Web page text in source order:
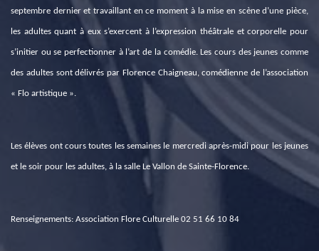
septembre dernier et travaillant en ce moment à la mise en scène d’une pièce,
les adultes quant à eux s’exercent à l’expression théâtrale et corporelle pour
s’initier ou se perfectionner à l’art de la comédie. Les cours des jeunes comme
des adultes sont délivrés par Florence Chaigneau, comédienne de l’association
« Flo artistique ».
Les élèves ont cours toutes les semaines le mercredi après-midi pour les jeunes
et le soir pour les adultes, à la salle Le Vallon de Sainte-Florence.
Renseignements: Association Flore Culturelle 02 51 66 10 84